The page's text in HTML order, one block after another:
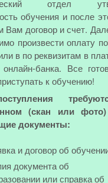
отдел
обучения и после
Вам договор и счет.
произвести оплату
в по реквизитам в
онлайн-банка. Все
к обучению!
(скан или
документы:
и договор об
документа об
или справка об